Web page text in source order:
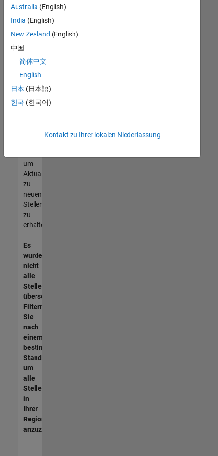
keine
offenen
Stellen
können,
die
Ihren
entsprechen,
werden
unseres
um
Aktualisierungen
zu
neuen
Stellenangeboten
zu
erhalten.
Es
wurden
nicht
alle
Stellen
übersetzt.
Filtern
Sie
nach
einem
bestimmten
Standort,
um
alle
Stellenangebote
in
Ihrer
Region
anzuzeigen.
Australia (English)
India (English)
New Zealand (English)
中国
简体中文
English
日本 (日本語)
한국 (한국어)
Kontakt zu Ihrer lokalen Niederlassung